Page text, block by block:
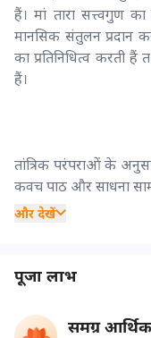
हैं। मां तारा सत्त्वगुण
मानसिक संतुलन प्रदान
का प्रतिनिधित्व करती
हैं।
तांत्रिक परंपराओं के
कवच पाठ और साधना
और देखें
पूजा लाभ
समग्र